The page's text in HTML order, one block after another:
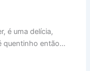
é uma delícia,
quentinho então…